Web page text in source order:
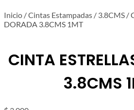
Inicio /Cintas Estampadas / 3.8CMS /
DORADA 3.8CMS 1MT
CINTA
3.8CMS